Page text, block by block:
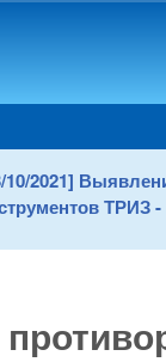
10/2021]
ТРИЗ -